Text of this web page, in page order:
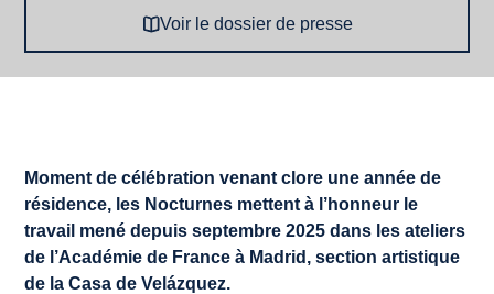
Voir le dossier de presse
Moment de célébration venant clore une année de
résidence, les Nocturnes mettent à l’honneur le
travail mené depuis septembre 2025 dans les ateliers
de l’Académie de France à Madrid, section artistique
de la Casa de Velázquez.